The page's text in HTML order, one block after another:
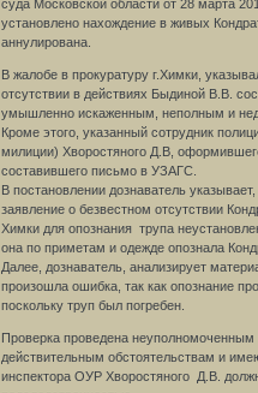
суда Московской области от 28 марта
установлено нахождение в живых
аннулирована.
В жалобе в прокуратуру г.Химки,
отсутствии в действиях Быдиной В.В.
умышленно искаженным, неполным и
Кроме этого, указанный сотрудник
милиции) Хворостяного Д.В,
составившего письмо в УЗАГС.
В постановлении дознаватель
заявление о безвестном отсутствии
Химки для опознания трупа
она по приметам и одежде опознала
Далее, дознаватель, анализирует
произошла ошибка, так как опознание
поскольку труп был погребен.
Проверка проведена
действительным обстоятельствам и
инспектора ОУР Хворостяного Д.В.